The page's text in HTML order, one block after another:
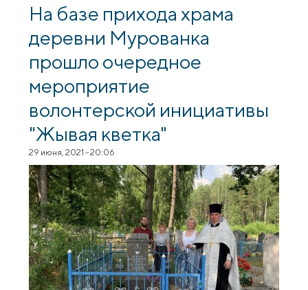
На базе прихода храма
деревни Мурованка
прошло очередное
мероприятие
волонтерской инициативы
"Жывая кветка"
29 июня, 2021 - 20:06